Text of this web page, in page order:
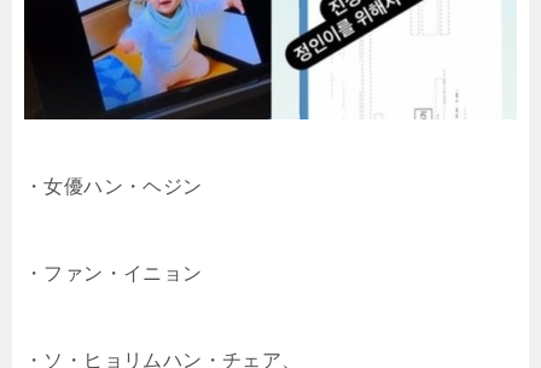
・女優ハン・ヘジン
・ファン・イニョン
・ソ・ヒョリムハン・チェア、